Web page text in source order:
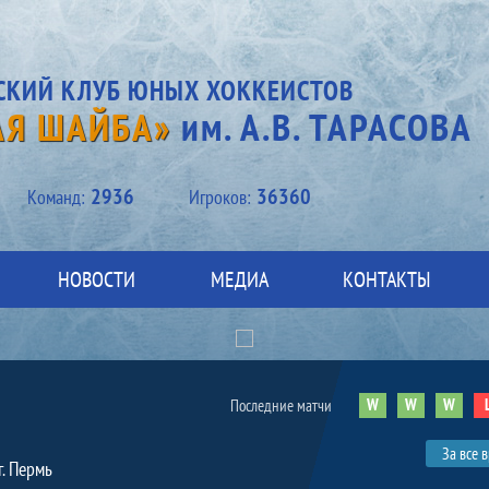
КЛУБ ЮНЫХ ХОККЕИСТОВ
ШАЙБА»им. А.В. ТАРАСОВА
Kоманд: 2936 Игроков: 36360
НОВОСТИ МЕДИА КОНТАКТЫ
Пермь
Последние матчи W W W
За все